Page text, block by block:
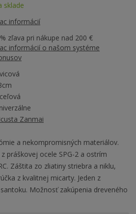
sklade
informácií
zľava pri nákupe nad 200 €
informácií o našom systéme
Zanmai
a nekompromisných materiálov.
práškovej ocele SPG-2 a ostrím
Záštita zo zliatiny striebra a niklu,
z kvalitnej micarty. Jeden z
Možnosť zakúpenia dreveného